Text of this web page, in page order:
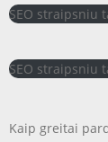
SEO straipsniu
SEO straipsniu
Kaip greitai